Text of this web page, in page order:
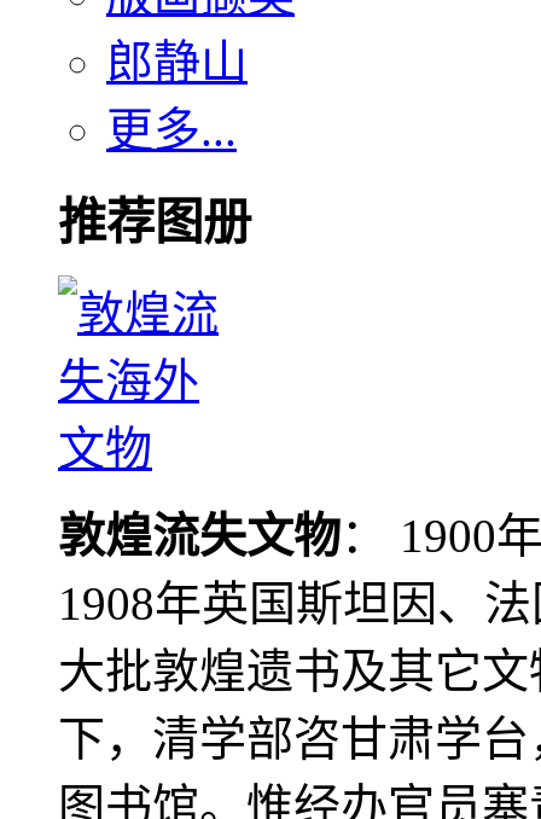
郎静山
更多...
推荐图册
敦煌流失文物： 1900
1908年英国斯坦因、
大批敦煌遗书及其它
下，清学部咨甘肃学
图书馆。惟经办官员